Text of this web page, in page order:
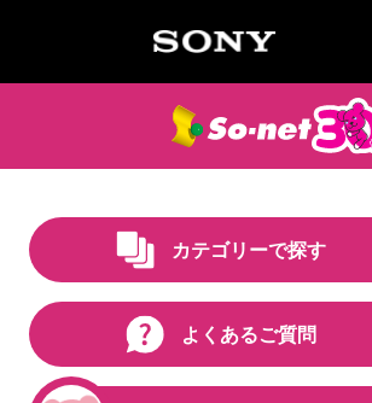
カテゴリーで探す
よくあるご質問